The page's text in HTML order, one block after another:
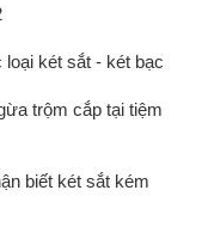
két sắt - két bạc
trộm cắp tại tiệm
biết két sắt kém